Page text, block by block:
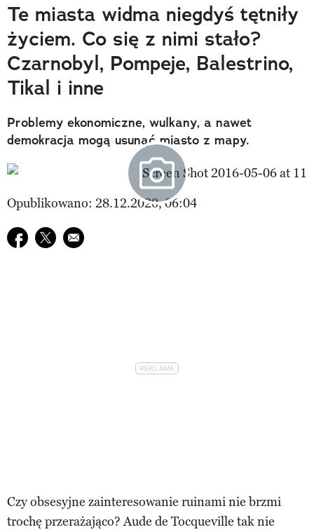
Trendbook Podróżniczy
Polecane
Te miasta widma niegdyś tętniły
życiem. Co się z nimi stało?
Czarnobyl, Pompeje, Balestrino,
Tikal i inne
Problemy ekonomiczne, wulkany, a nawet
demokracja mogą usunąć miasto z mapy.
Opublikowano: 28.12.2020, 06:04
Udostępnij na facebook
Udostępnij na twitter
E-mail do przyjaciela
Czy obsesyjne zainteresowanie ruinami nie brzmi
trochę przerażająco? Aude de Tocqueville tak nie